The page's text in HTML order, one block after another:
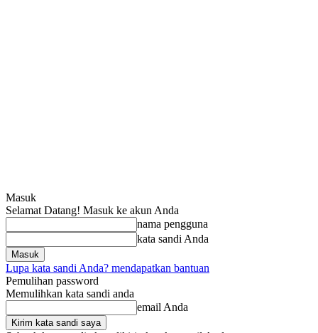
Masuk
Selamat Datang! Masuk ke akun Anda
nama pengguna
kata sandi Anda
Lupa kata sandi Anda? mendapatkan bantuan
Pemulihan password
Memulihkan kata sandi anda
email Anda